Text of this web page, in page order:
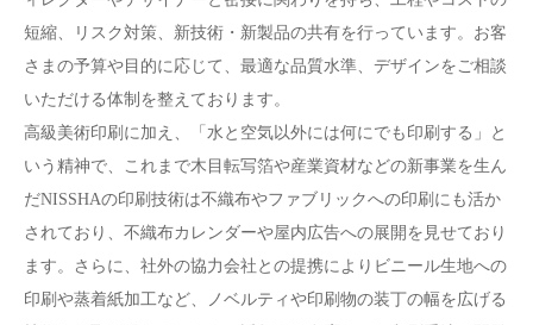
短縮、リスク対策、新技術・新製品の共有を行っています。お客
さまの予算や目的に応じて、最適な品質水準、デザインをご相談
いただける体制を整えております。
高級美術印刷に加え、「水と空気以外には何にでも印刷する」と
いう精神で、これまで木目転写箔や産業資材などの新事業を生ん
だNISSHAの印刷技術は不織布やファブリックへの印刷にも活か
されており、不織布カレンダーや屋内広告への展開を見せており
ます。さらに、社外の協力会社との提携によりビニール生地への
印刷や蒸着紙加工など、ノベルティや印刷物の装丁の幅を広げる